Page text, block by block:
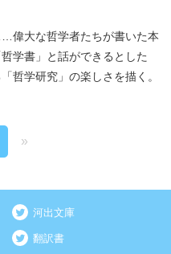
偉大な哲学者たちが書いた本
学書」と話ができるとした
哲学研究」の楽しさを描く。
»
河出文庫
翻訳書